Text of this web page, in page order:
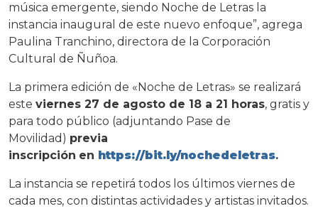
música emergente, siendo Noche de Letras la
instancia inaugural de este nuevo enfoque”, agrega
Paulina Tranchino, directora de la Corporación
Cultural de Ñuñoa.
La primera edición de «Noche de Letras» se realizará
este viernes 27 de agosto de 18 a 21 horas, gratis y
para todo público (adjuntando Pase de
Movilidad) previa
inscripción en https://bit.ly/nochedeletras.
La instancia se repetirá todos los últimos viernes de
cada mes, con distintas actividades y artistas invitados.